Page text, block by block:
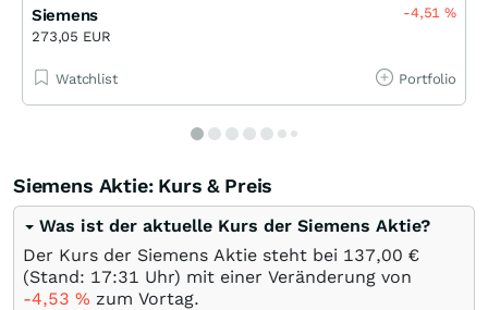
Siemens
273,05 EUR
-4,51%
Watchlist Portfolio
Siemens Aktie: Kurs & Preis
Was ist der aktuelle Kurs der Siemens Aktie?
Der Kurs der Siemens Aktie steht bei 137,00 €
(Stand: 17:31 Uhr) mit einer Veränderung von
-4,53 % zum Vortag.